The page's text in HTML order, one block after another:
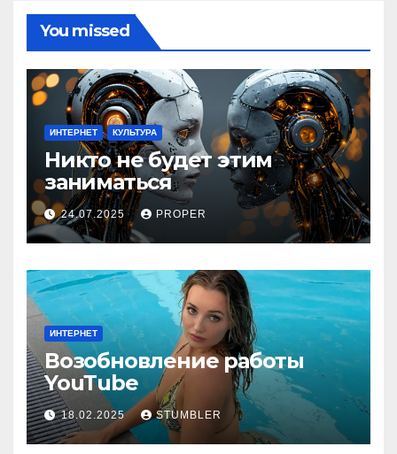
You missed
ИНТЕРНЕТ КУЛЬТУРА
Никто не будет этим
заниматься
24.07.2025 PROPER
ИНТЕРНЕТ
Возобновление работы
YouТube
18.02.2025 STUMBLER